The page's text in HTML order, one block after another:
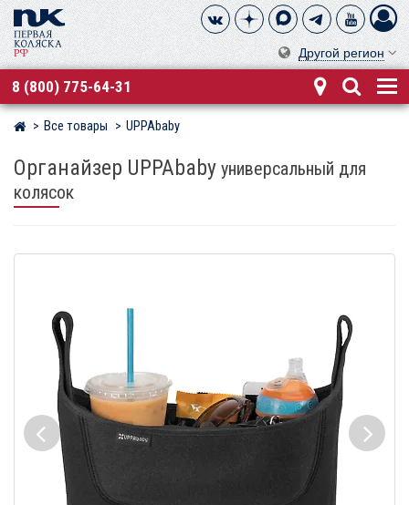
Другой регион
8 (800) 775-64-31
Магазин детских колясок
Все товары UPPAbaby
Органайзер UPPAbaby универсальный для
колясок